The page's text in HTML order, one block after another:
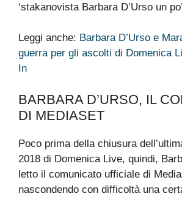
‘stakanovista Barbara D’Urso un
Leggi anche: Barbara D’Urso e
guerra per gli ascolti di Domenica
In
BARBARA D’URSO, IL
DI MEDIASET
Poco prima della chiusura
2018 di Domenica Live, quindi,
letto il comunicato ufficiale di
nascondendo con difficoltà una